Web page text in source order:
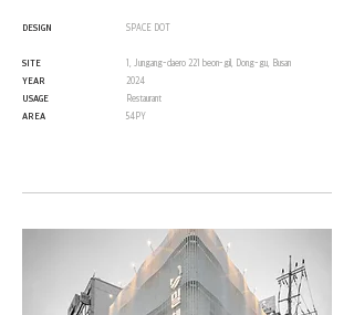
DESIGN
SITE
YEAR
USAGE
AREA
SPACE DOT
1, Jungang-daero 221 beon-gil, Dong-gu, Busan
2024
Restaurant
54PY